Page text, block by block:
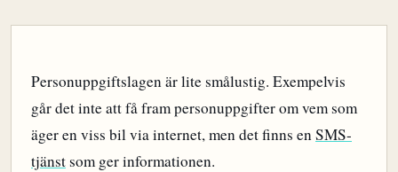
Personuppgiftslagen är lite smålustig. Exempelvis
går det inte att få fram personuppgifter om vem som
äger en viss bil via internet, men det finns en SMS-
tjänstsom ger informationen.